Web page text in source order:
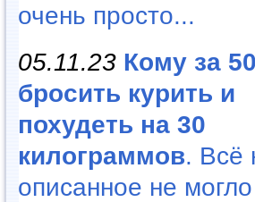
очень просто...
05.11.23 Кому за
бросить курить и
похудеть на 30
килограммов. Всё
описанное не могло